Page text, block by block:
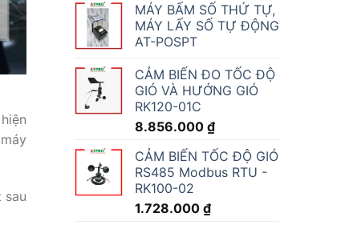
sau
MÁY BẤM SỐ THỨ TỰ,
MÁY LẤY SỐ TỰ ĐỘNG
AT-POSPT
CẢM BIẾN ĐO TỐC ĐỘ
GIÓ VÀ HƯỚNG GIÓ
RK120-01C
8.856.000 ₫
CẢM BIẾN TỐC ĐỘ GIÓ
RS485 Modbus RTU -
RK100-02
1.728.000 ₫